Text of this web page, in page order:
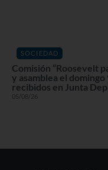
SOCIEDAD
Comisión “Roosevelt
y asamblea el
recibidos en Junta
05/08/26